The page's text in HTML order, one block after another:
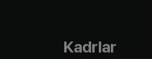
Kadrlar